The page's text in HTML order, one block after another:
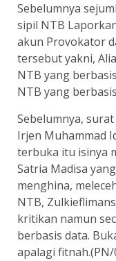
Sebelumnya
sipil NTB
akun Provokator
tersebut yakni,
NTB yang
NTB yang
Sebelumnya,
Irjen Muhammad
terbuka itu isinya
Satria Madisa
menghina,
NTB,
kritikan namun
berbasis data.
apalagi fitnah.(PN/